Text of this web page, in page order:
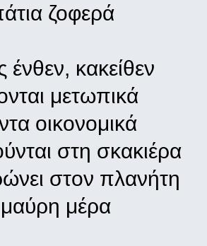
ζοφερά
ένθεν, κακείθεν
μετωπικά
οικονομικά
στη σκακιέρα
στον πλανήτη
μέρα